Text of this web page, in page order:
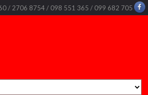
/ 2706 8754 / 098 551 365 / 099 682 705